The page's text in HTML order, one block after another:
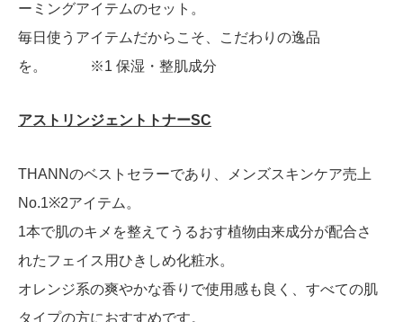
ーミングアイテムのセット。
毎日使うアイテムだからこそ、こだわりの逸品
を。 ※1 保湿・整肌成分
アストリンジェントトナーSC
THANNのベストセラーであり、メンズスキンケア売上
No.1※2アイテム。
1本で肌のキメを整えてうるおす植物由来成分が配合さ
れたフェイス用ひきしめ化粧水。
オレンジ系の爽やかな香りで使用感も良く、すべての肌
タイプの方におすすめです。